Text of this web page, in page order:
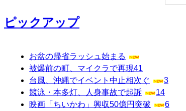
ピックアップ
お盆の帰省ラッシュ始まる
被爆前の町、マイクラで再現41
台風、沖縄でイベント中止相次ぐ
3
競泳・本多灯、人身事故で起訴
14
映画「ちいかわ」興収50億円突破
6